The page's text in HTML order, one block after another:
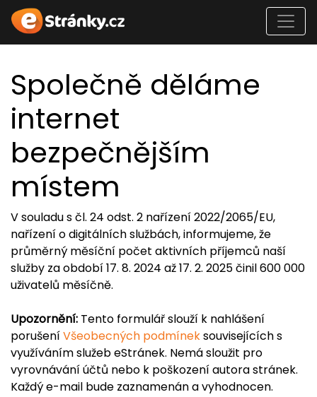
Společně děláme
internet
bezpečnějším
místem
V souladu s čl. 24 odst. 2 nařízení 2022/2065/EU,
nařízení o digitálních službách, informujeme, že
průměrný měsíční počet aktivních příjemců naší
služby za období 17. 8. 2024 až 17. 2. 2025 činil 600 000
uživatelů měsíčně.
Upozornění: Tento formulář slouží k nahlášení
porušeníVšeobecných podmíneksouvisejících s
využíváním služeb eStránek. Nemá sloužit pro
vyrovnávání účtů nebo k poškození autora stránek.
Každý e-mail bude zaznamenán a vyhodnocen.